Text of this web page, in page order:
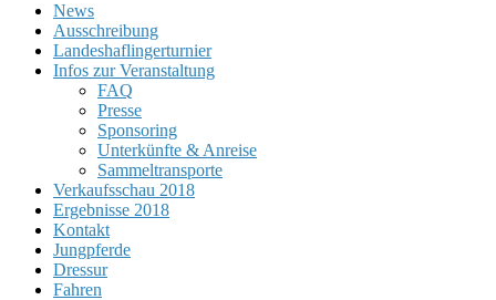
News
Ausschreibung
Landeshaflingerturnier
Infos zur Veranstaltung
FAQ
Presse
Sponsoring
Unterkünfte & Anreise
Sammeltransporte
Verkaufsschau 2018
Ergebnisse 2018
Kontakt
Jungpferde
Dressur
Fahren